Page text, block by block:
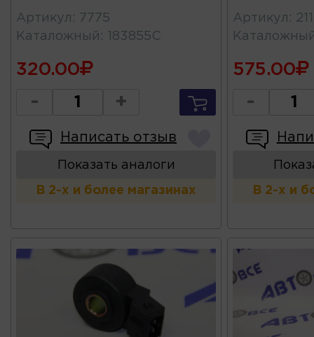
Артикул :
7775
Каталожный : 183855С
320.00
- +
Написать отзыв
Показать аналоги
В 2-х и более магазинах
Артикул :
575.00
-
В 2-х и